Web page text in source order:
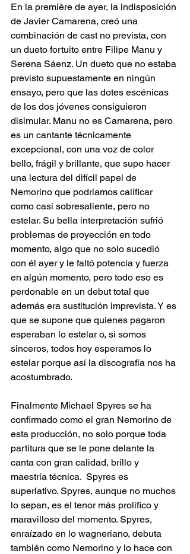
En la première de ayer, la indisposición
de Javier Camarena, creó una
combinación de cast no prevista, con
un dueto fortuito entre Filipe Manu y
Serena Sáenz. Un dueto que no estaba
previsto supuestamente en ningún
ensayo, pero que las dotes escénicas
de los dos jóvenes consiguieron
disimular. Manu no es Camarena, pero
es un cantante técnicamente
excepcional, con una voz de color
bello, frágil y brillante, que supo hacer
una lectura del difícil papel de
Nemorino que podríamos calificar
como casi sobresaliente, pero no
estelar. Su bella interpretación sufrió
problemas de proyección en todo
momento, algo que no solo sucedió
con él ayer y le faltó potencia y fuerza
en algún momento, pero todo eso es
perdonable en un debut total que
además era sustitución imprevista. Y es
que se supone que quienes pagaron
esperaban lo estelar o, si somos
sinceros, todos hoy esperamos lo
estelar porque así la discografía nos ha
acostumbrado.
Finalmente Michael Spyres se ha
confirmado como el gran Nemorino de
esta producción, no solo porque toda
partitura que se le pone delante la
canta con gran calidad, brillo y
maestría técnica.  Spyres es
superlativo. Spyres, aunque no muchos
lo sepan, es el tenor más prolífico y
maravilloso del momento. Spyres,
enraízado en lo wagneriano, debuta
también como Nemorino y lo hace con